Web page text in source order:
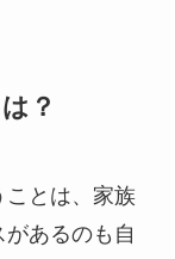
？
ことは、家族
あるのも自